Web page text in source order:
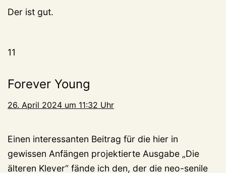
Der ist gut.
11
Forever Young
26. April 2024 um 11:32 Uhr
Einen interessanten Beitrag für die hier in
gewissen Anfängen projektierte Ausgabe „Die
älteren Klever“ fände ich den, der die neo-senile